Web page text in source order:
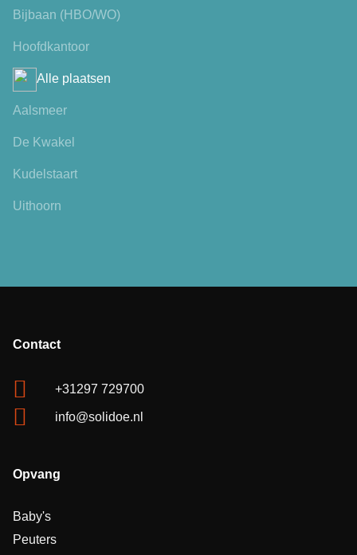
Bijbaan (HBO/WO)
Hoofdkantoor
Alle plaatsen
Aalsmeer
De Kwakel
Kudelstaart
Uithoorn
Contact
+31297 729700
info@solidoe.nl
Opvang
Baby's
Peuters